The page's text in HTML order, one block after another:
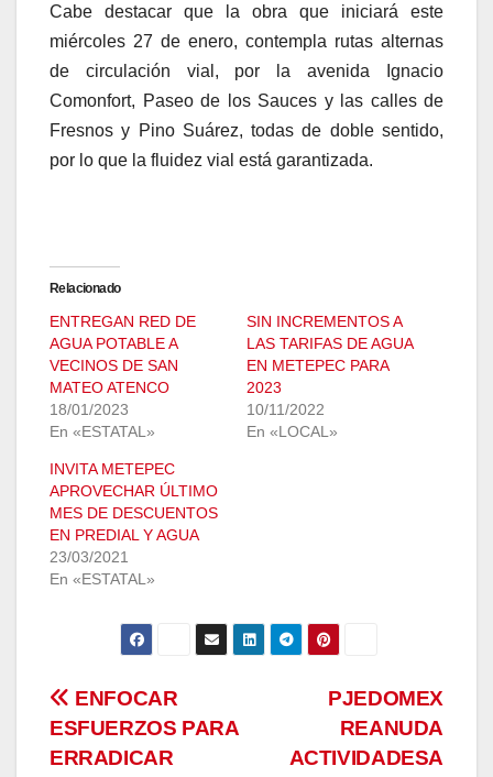
Cabe destacar que la obra que iniciará este
miércoles 27 de enero, contempla rutas alternas
de circulación vial, por la avenida Ignacio
Comonfort, Paseo de los Sauces y las calles de
Fresnos y Pino Suárez, todas de doble sentido,
por lo que la fluidez vial está garantizada.
Relacionado
ENTREGAN RED DE
AGUA POTABLE A
VECINOS DE SAN
MATEO ATENCO
18/01/2023
En «ESTATAL»
SIN INCREMENTOS A
LAS TARIFAS DE AGUA
EN METEPEC PARA
2023
10/11/2022
En «LOCAL»
INVITA METEPEC
APROVECHAR ÚLTIMO
MES DE DESCUENTOS
EN PREDIAL Y AGUA
23/03/2021
En «ESTATAL»
Navegación
de
PJEDOMEX
REANUDA
ACTIVIDADESA
ENFOCAR
ESFUERZOS PARA
ERRADICAR